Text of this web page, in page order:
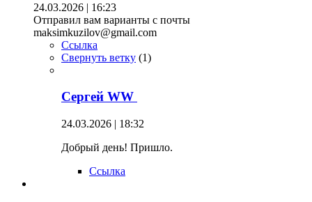
24.03.2026 | 16:23
Отправил вам варианты с почты
maksimkuzilov@gmail.com
Ссылка
Свернуть ветку (1)
Сергей WW
24.03.2026 | 18:32
Добрый день! Пришло.
Ссылка